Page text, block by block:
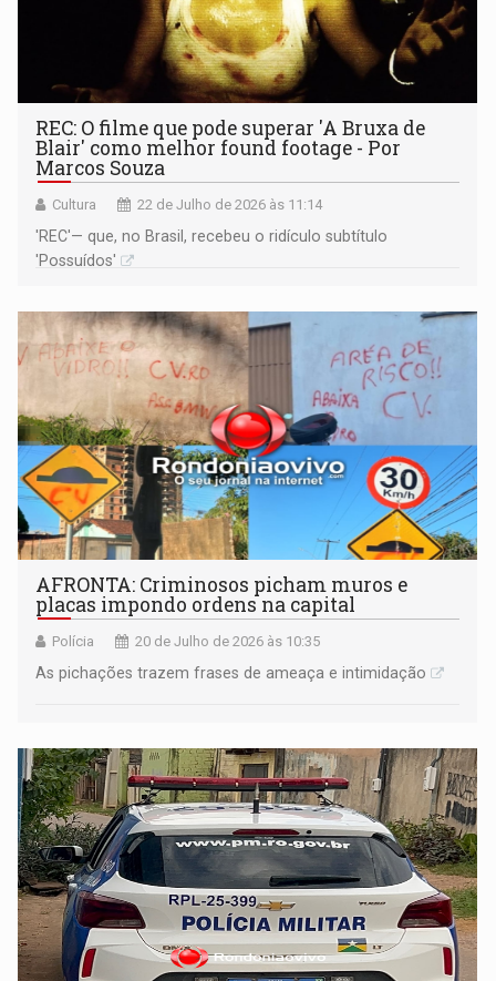
REC: O filme que pode superar 'A Bruxa de
Blair' como melhor found footage - Por
Marcos Souza
Cultura 22 de Julho de 2026 às 11:14
'REC'— que, no Brasil, recebeu o ridículo subtítulo
'Possuídos'
AFRONTA: Criminosos picham muros e
placas impondo ordens na capital
Polícia 20 de Julho de 2026 às 10:35
As pichações trazem frases de ameaça e intimidação